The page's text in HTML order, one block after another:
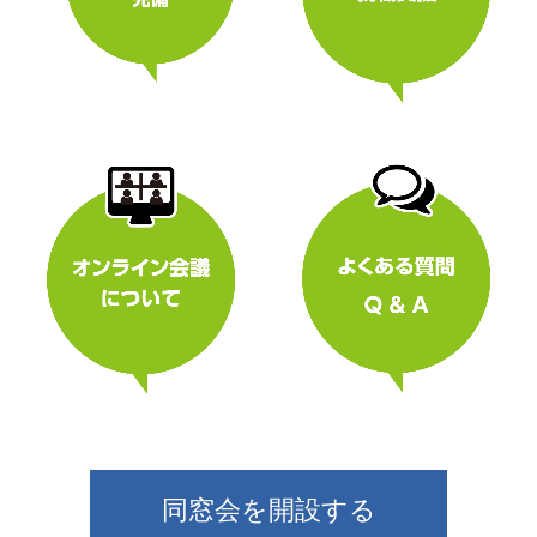
同窓会を開設する